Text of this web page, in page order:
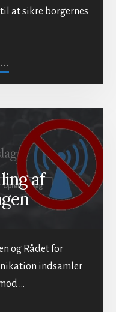
at sikre borgernes
INDMELDELSE
I
af
og Rådet for
indsamler
…